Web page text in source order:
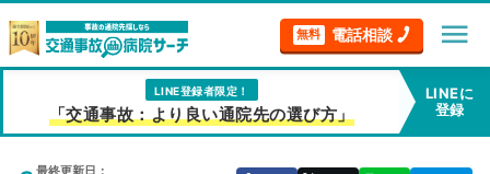
無料 電話相談 menu
LINE登録者限定！
「交通事故：より良い通院先の選び方」
LINEに
登録
最終更新日：